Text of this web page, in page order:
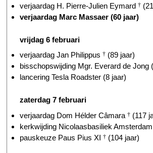
verjaardag H. Pierre-Julien Eymard †
verjaardag Marc Massaer (60 jaar)
vrijdag 6 februari
verjaardag Jan Philippus † (89 jaar)
bisschopswijding Mgr. Everard de Jong
lancering Tesla Roadster (8 jaar)
zaterdag 7 februari
verjaardag Dom Hélder Câmara † (117
kerkwijding Nicolaasbasiliek
pauskeuze Paus Pius XI † (104 jaar)